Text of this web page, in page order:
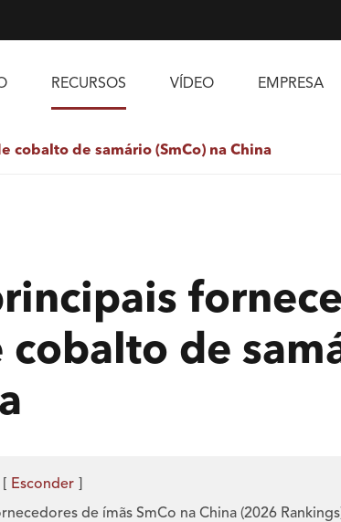
RECURSOS VÍDEO EMPRESA
cobalto de samário (SmCo) na China
cobalto de
Esconder
de ímãs SmCo na China (2026